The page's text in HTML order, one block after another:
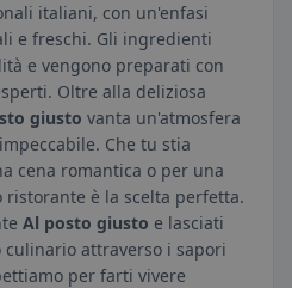
italiani, con un'enfasi
e freschi. Gli ingredienti
e vengono preparati con
Oltre alla deliziosa
giusto vanta un'atmosfera
Che tu stia
cena romantica o per una
è la scelta perfetta.
Al posto giusto e lasciati
attraverso i sapori
per farti vivere